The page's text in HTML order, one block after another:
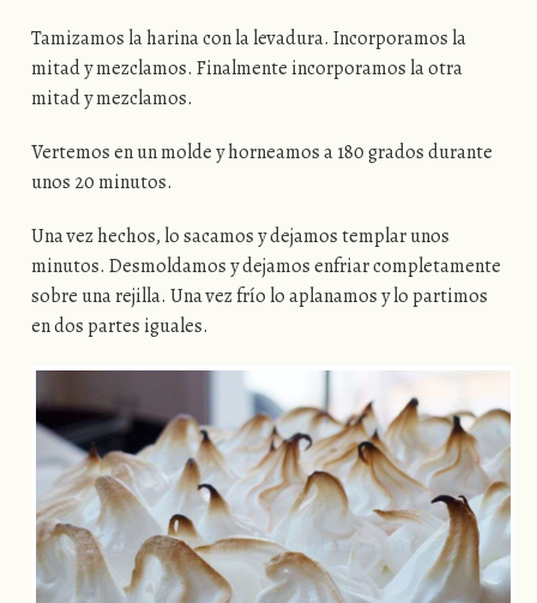
Tamizamos la harina con la levadura. Incorporamos la
mitad y mezclamos. Finalmente incorporamos la otra
mitad y mezclamos.
Vertemos en un molde y horneamos a 180 grados durante
unos 20 minutos.
Una vez hechos, lo sacamos y dejamos templar unos
minutos. Desmoldamos y dejamos enfriar completamente
sobre una rejilla. Una vez frío lo aplanamos y lo partimos
en dos partes iguales.